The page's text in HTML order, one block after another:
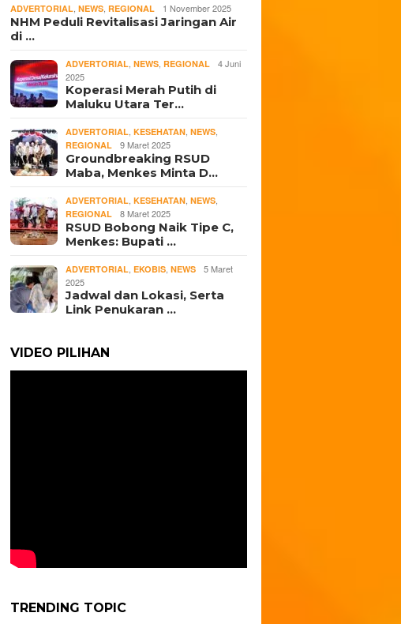
ADVERTORIAL ,NEWS ,REGIONAL 1 November 2025
NHM Peduli Revitalisasi Jaringan Air
di …
ADVERTORIAL ,NEWS ,REGIONAL
4 Juni
2025
Koperasi Merah Putih di
Maluku Utara Ter…
ADVERTORIAL ,KESEHATAN ,NEWS
REGIONAL 9 Maret 2025
Groundbreaking RSUD
Maba, Menkes Minta D…
ADVERTORIAL ,KESEHATAN ,NEWS
REGIONAL 8 Maret 2025
RSUD Bobong Naik Tipe C,
Menkes: Bupati …
ADVERTORIAL ,EKOBIS ,NEWS
5 Maret
2025
Jadwal dan Lokasi, Serta
Link Penukaran …
VIDEO PILIHAN
TRENDING TOPIC